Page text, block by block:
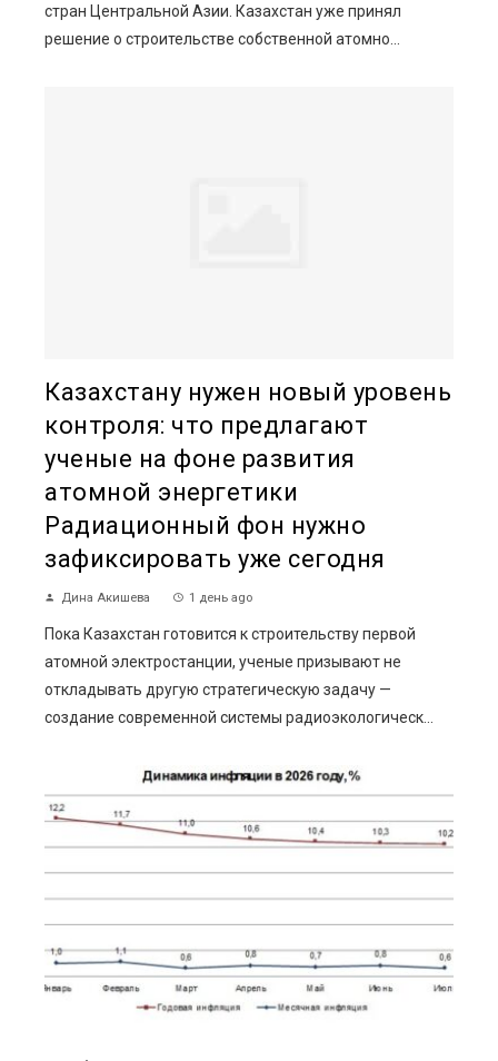
стран Центральной Азии. Казахстан уже принял
решение о строительстве собственной атомно...
Казахстану нужен новый уровень
контроля: что предлагают
ученые на фоне развития
атомной энергетики
Радиационный фон нужно
зафиксировать уже сегодня
Дина Акишева 1 день ago
Пока Казахстан готовится к строительству первой
атомной электростанции, ученые призывают не
откладывать другую стратегическую задачу —
создание современной системы радиоэкологическ...